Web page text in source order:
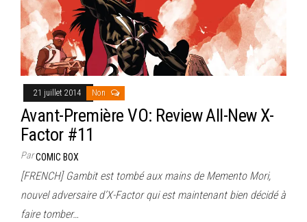
21 juillet 2014 Non
Avant-Première VO: Review All-New X-
Factor #11
ParCOMIC BOX
[FRENCH] Gambit est tombé aux mains de Memento Mori,
nouvel adversaire d’X-Factor qui est maintenant bien décidé à
faire tomber…